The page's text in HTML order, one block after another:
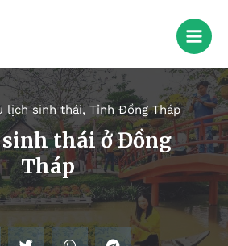
lịch sinh thái,Tỉnh Đồng Tháp
thái ở Đồng
Tháp